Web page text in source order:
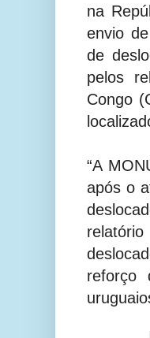
na
envio
de
pelos
Congo
“A
após o
reforço